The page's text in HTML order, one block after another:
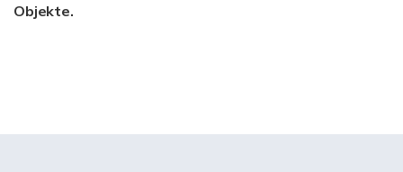
Objekte.